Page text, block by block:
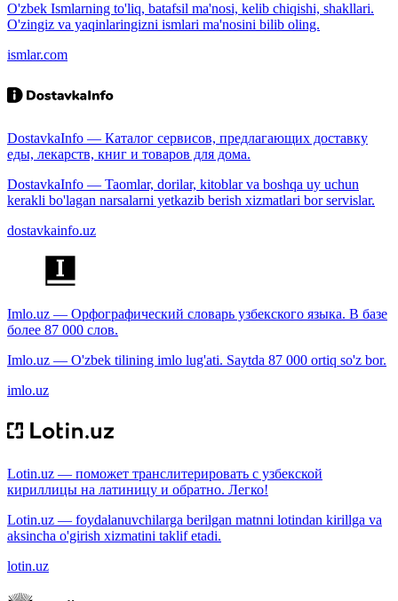
O'zbek Ismlarning to'liq, batafsil ma'nosi, kelib chiqishi, shakllari.
O'zingiz va yaqinlaringizni ismlari ma'nosini bilib oling.
ismlar.com
DostavkaInfo — Каталог сервисов, предлагающих доставку
еды, лекарств, книг и товаров для дома.
DostavkaInfo — Taomlar, dorilar, kitoblar va boshqa uy uchun
kerakli bo'lagan narsalarni yetkazib berish xizmatlari bor servislar.
dostavkainfo.uz
Imlo.uz — Орфографический словарь узбекского языка. В базе
более 87 000 слов.
Imlo.uz — O'zbek tilining imlo lug'ati. Saytda 87 000 ortiq so'z bor.
imlo.uz
Lotin.uz — поможет транслитерировать с узбекской
кириллицы на латиницу и обратно. Легко!
Lotin.uz — foydalanuvchilarga berilgan matnni lotindan kirillga va
aksincha o'girish xizmatini taklif etadi.
lotin.uz